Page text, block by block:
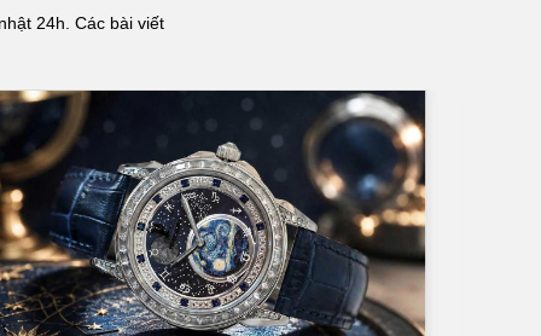
24h. Các bài viết